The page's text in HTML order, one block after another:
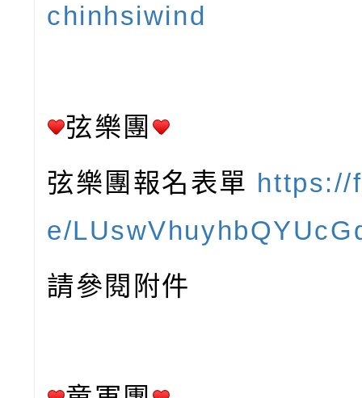
chinhsiwind
弦樂團
弦樂團報名表單 https://
e/
請參閱附件